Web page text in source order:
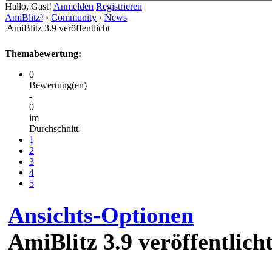
Hallo, Gast! Anmelden Registrieren
AmiBlitz³ › Community › News
AmiBlitz 3.9 veröffentlicht
Themabewertung:
0
Bewertung(en)
-
0
im
Durchschnitt
1
2
3
4
5
Ansichts-Optionen
AmiBlitz 3.9